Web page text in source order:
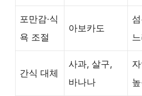
포만감·식
욕 조절
아보카도
간식 대체
사과, 살구,
바나나